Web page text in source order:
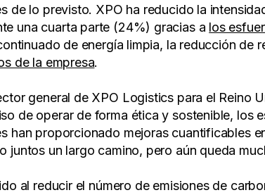
de lo previsto. XPO ha reducido la
una cuarta parte (24%) gracias a los
de energía limpia, la reducción de
de la empresa.
general de XPO Logistics para el Reino
de operar de forma ética y sostenible, los
han proporcionado mejoras cuantificables
juntos un largo camino, pero aún queda
al reducir el número de emisiones de